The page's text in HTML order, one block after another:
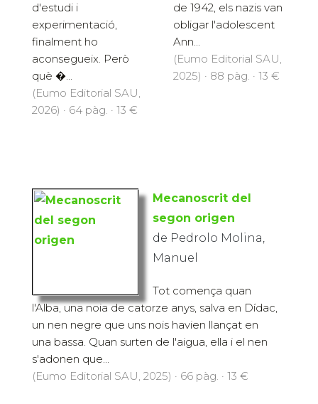
d'estudi i
experimentació,
finalment ho
aconsegueix. Però
què �...
(Eumo Editorial SAU,
2026) · 64 pàg. · 13 €
de 1942, els nazis van
obligar l'adolescent
Ann...
(Eumo Editorial SAU,
2025) · 88 pàg. · 13 €
Mecanoscrit del
segon origen
de Pedrolo Molina,
Manuel
Tot comença quan
l'Alba, una noia de catorze anys, salva en Dídac,
un nen negre que uns nois havien llançat en
una bassa. Quan surten de l'aigua, ella i el nen
s'adonen que...
(Eumo Editorial SAU, 2025) · 66 pàg. · 13 €